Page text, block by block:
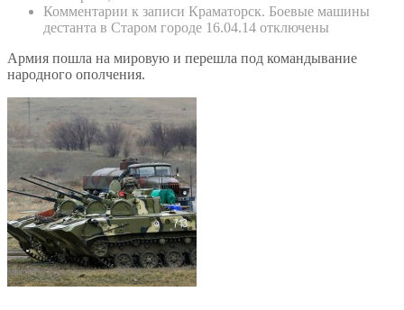
Комментарии к записи Краматорск. Боевые машины
дестанта в Старом городе 16.04.14 отключены
Армия пошла на мировую и перешла под командывание
народного ополчения.